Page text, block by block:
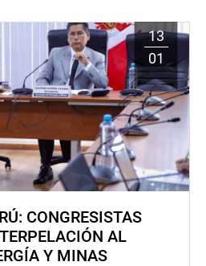
13
01
CONGRESISTAS
AL
Y MINAS